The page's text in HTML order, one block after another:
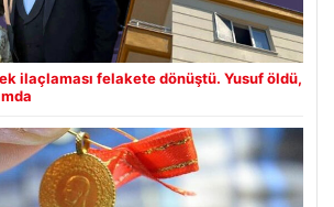
ilaçlaması felakete dönüştü. Yusuf öldü,